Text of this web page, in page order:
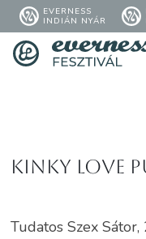
EVERNESS
INDIÁN NYÁR
Kinky love
Tudatos Szex